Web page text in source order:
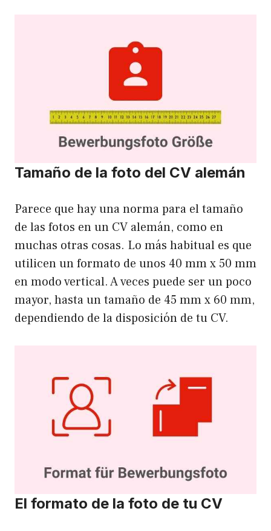
Tamaño de la foto del CV alemán
Parece que hay una norma para el tamaño
de las fotos en un CV alemán, como en
muchas otras cosas. Lo más habitual es que
utilicen un formato de unos 40 mm x 50 mm
en modo vertical. A veces puede ser un poco
mayor, hasta un tamaño de 45 mm x 60 mm,
dependiendo de la disposición de tu CV.
El formato de la foto de tu CV